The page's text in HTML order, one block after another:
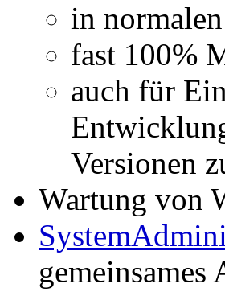
in
fast 100%
auch für
Versionen
Wartung von
gemeinsames